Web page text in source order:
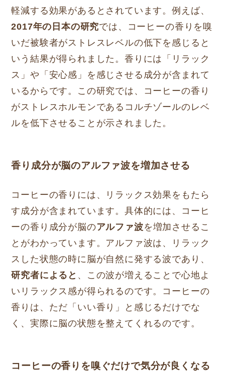
軽減する効果があるとされています。例えば、
2017年の日本の研究では、コーヒーの香りを嗅
いだ被験者がストレスレベルの低下を感じると
いう結果が得られました。香りには「リラック
ス」や「安心感」を感じさせる成分が含まれて
いるからです。この研究では、コーヒーの香り
がストレスホルモンであるコルチゾールのレベ
ルを低下させることが示されました。
香り成分が脳のアルファ波を増加させる
コーヒーの香りには、リラックス効果をもたら
す成分が含まれています。具体的には、コーヒ
ーの香り成分が脳のアルファ波を増加させるこ
とがわかっています。アルファ波は、リラック
スした状態の時に脳が自然に発する波であり、
研究者によると 、この波が増えることで心地よ
いリラックス感が得られるのです。コーヒーの
香りは、ただ「いい香り」と感じるだけでな
く、実際に脳の状態を整えてくれるのです。
コーヒーの香りを嗅ぐだけで気分が良くなる